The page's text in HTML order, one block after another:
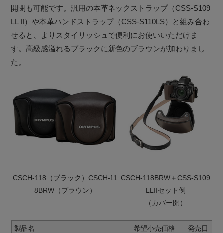
開閉も可能です。汎用の本革ネックストラップ（CSS-S109
LL II）や本革ハンドストラップ（CSS-S110LS）と組み合わ
せると、よりスタイリッシュで便利にお使いいただけま
す。高級感溢れるブラックに新色のブラウンが加わりまし
た。
CSCH-118（ブラック）CSCH-11
8BRW（ブラウン）
CSCH-118BRW＋CSS-S109
LLIIセット例
（カバー開）
製品名 希望小売価格
発売日